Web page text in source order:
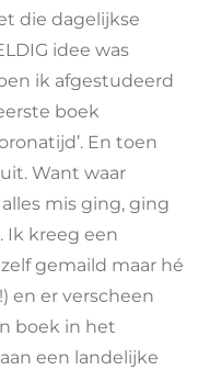
die dagelijkse
idee was
ik afgestudeerd
boek
En toen
Want waar
mis ging, ging
Ik kreeg een
gemaild maar hé
en er verscheen
boek in het
een landelijke